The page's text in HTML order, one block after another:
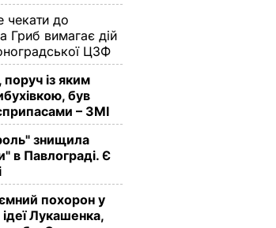
до
Гриб вимагає дій
ЦЗФ
поруч із яким
був
– ЗМІ
знищила
в Павлограді. Є
похорон у
Лукашенка,